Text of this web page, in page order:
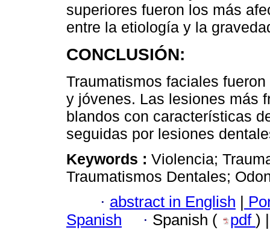
superiores fueron los más
entre la etiología y la
CONCLUSIÓN:
Traumatismos faciales
y jóvenes. Las lesiones más
blandos con características
seguidas por lesiones
Keywords : Violencia;
Traumatismos Dentales;
· abstract in English
Spanish
· Spanish ( pdf )